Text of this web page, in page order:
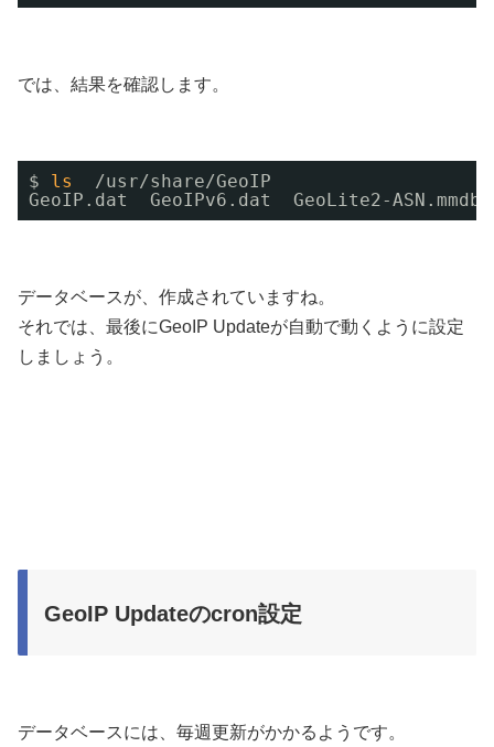
では、結果を確認します。
$ ls
/usr/share/GeoIP
GeoIP.dat  GeoIPv6.dat  GeoLite2-
データベースが、作成されていますね。
それでは、最後にGeoIP Updateが自動で動くように設定
しましょう。
GeoIP Updateのcron設定
データベースには、毎週更新がかかるようです。